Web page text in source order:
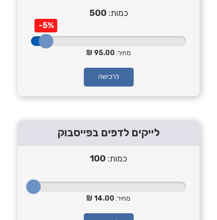
כמות:500
-5%
מחיר: 95.00
לרכישה
לייקים לדפים בפייסבוק
כמות: 100
מחיר: 14.00